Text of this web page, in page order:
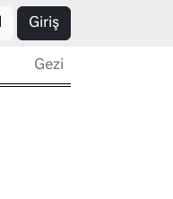
Giriş
Gezi